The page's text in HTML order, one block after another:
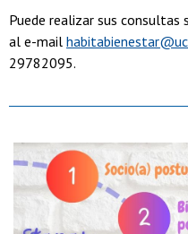
Puede realizar sus consultas
al e-mail
29782095.